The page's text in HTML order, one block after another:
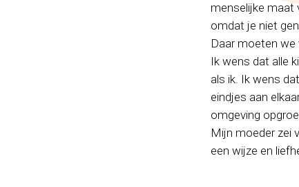
menselijke maat
omdat je niet
Daar moeten we
Ik wens dat alle
als ik. Ik wens
eindjes aan
omgeving
Mijn moeder zei
een wijze en